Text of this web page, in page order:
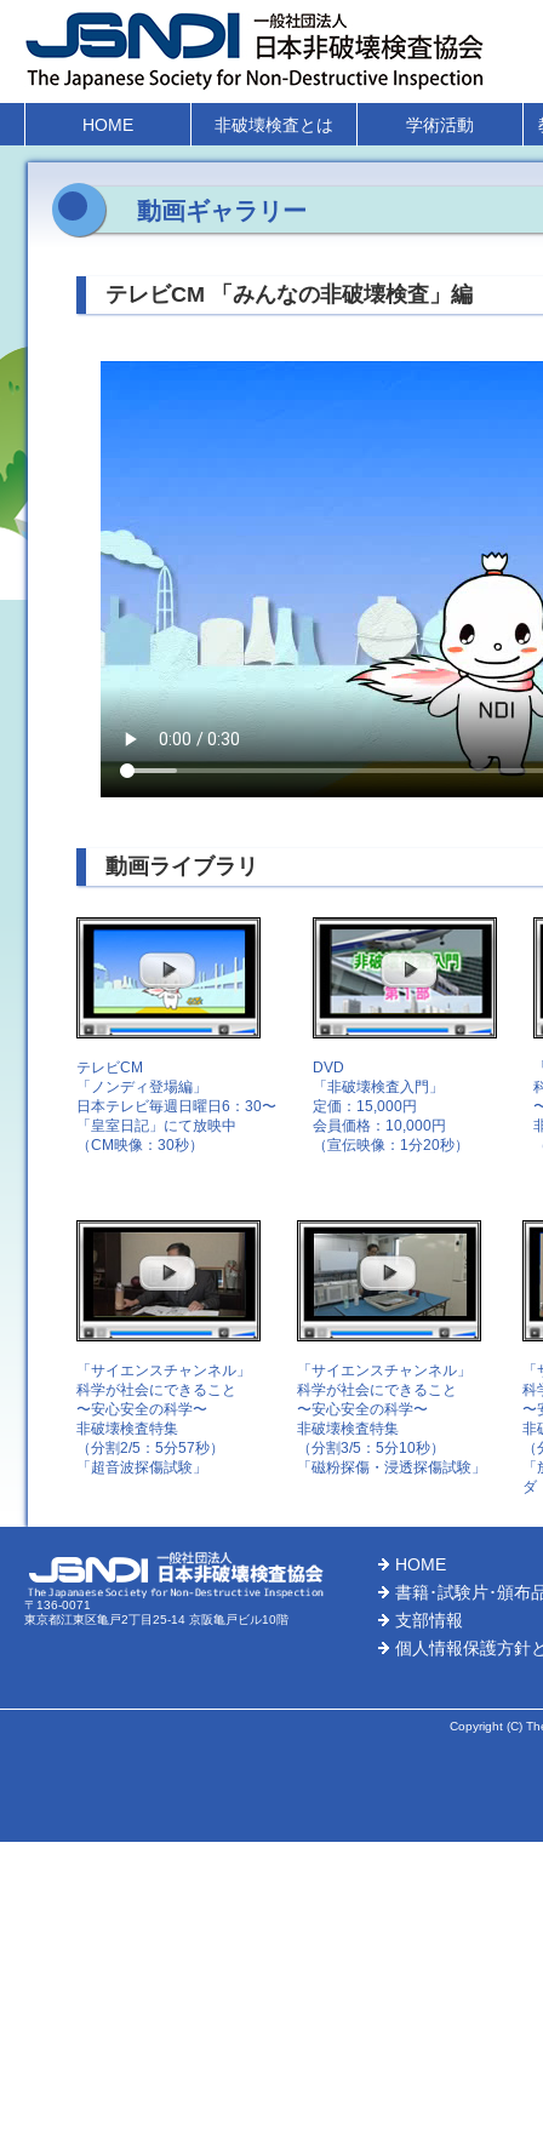
HOME 非破壊検査とは 学術活動
動画ギャラリー
テレビCM 「みんなの非破壊検査」編
動画ライブラリ
テレビCM
「ノンディ登場編」
日本テレビ毎週日曜日6：30〜
「皇室日記」にて放映中
（CM映像：30秒）
DVD
「非破壊検査入門」
定価：15,000円
会員価格：10,000円
（宣伝映像：1分20秒）
「サイエンスチャンネル」
科学が社会にできること
〜安心安全の科学〜
非破壊検査特集
（分割2/5：5分57秒）
「超音波探傷試験」
「サイエンスチャンネル」
科学が社会にできること
〜安心安全の科学〜
非破壊検査特集
（分割3/5：5分10秒）
「磁粉探傷・浸透探傷試験」
科
〜
非
ダ
〒136-0071
東京都江東区亀戸2丁目25-14 京阪亀戸ビル10階
HOME
書籍･試験片･頒布
支部情報
個人情報保護方針
Copyright (C)